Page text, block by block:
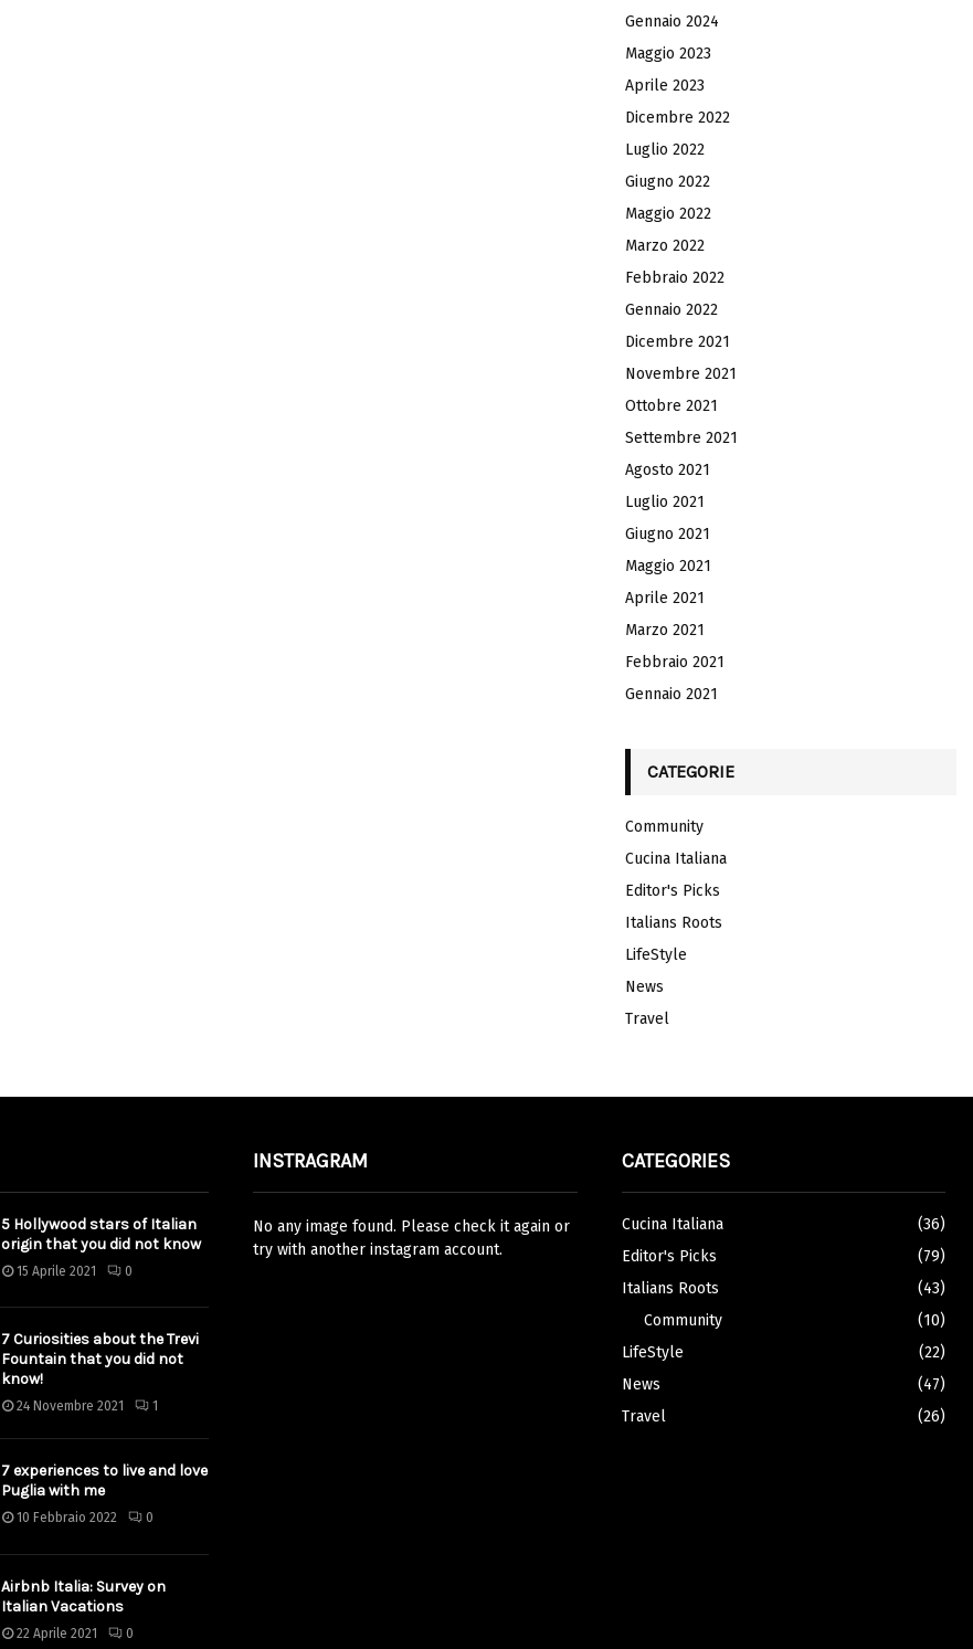
Gennaio 2024
Maggio 2023
Aprile 2023
Dicembre 2022
Luglio 2022
Giugno 2022
Maggio 2022
Marzo 2022
Febbraio 2022
Gennaio 2022
Dicembre 2021
Novembre 2021
Ottobre 2021
Settembre 2021
Agosto 2021
Luglio 2021
Giugno 2021
Maggio 2021
Aprile 2021
Marzo 2021
Febbraio 2021
Gennaio 2021
CATEGORIE
Community
Cucina Italiana
Editor's Picks
Italians Roots
LifeStyle
News
Travel
5 Hollywood stars of Italian
origin that you did not know
15 Aprile 2021 0
7 Curiosities about the Trevi
Fountain that you did not
know!
24 Novembre 2021 1
7 experiences to live and love
Puglia with me
10 Febbraio 2022 0
Airbnb Italia: Survey on
Italian Vacations
22 Aprile 2021 0
INSTRAGRAM
No any image found. Please check it again or
try with another instagram account.
CATEGORIES
Cucina Italiana
(36)
Editor's Picks
(79)
Italians Roots
(43)
Community
(10)
LifeStyle
(22)
News
(47)
Travel
(26)